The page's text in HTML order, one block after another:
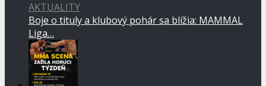
AKTUALITY
Boje o tituly a klubový pohár sa blížia: MAMMAL
Liga…